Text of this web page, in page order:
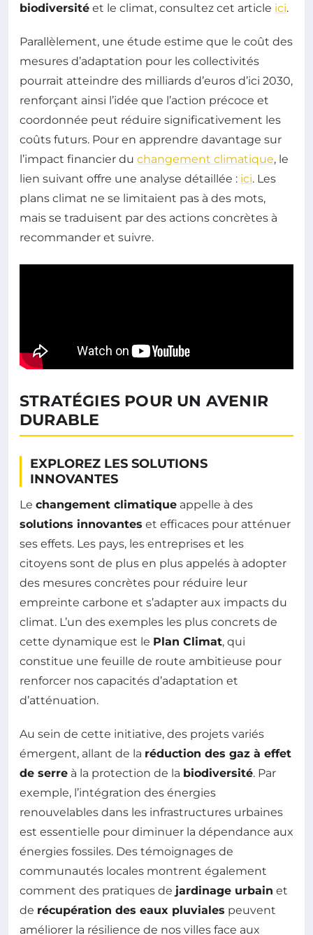
biodiversité et le climat, consultez cet article ici.
Parallèlement, une étude estime que le coût des
mesures d’adaptation pour les collectivités
pourrait atteindre des milliards d’euros d’ici 2030,
renforçant ainsi l’idée que l’action précoce et
coordonnée peut réduire significativement les
coûts futurs. Pour en apprendre davantage sur
l’impact financier du changement climatique, le
lien suivant offre une analyse détaillée : ici. Les
plans climat ne se limitaient pas à des mots,
mais se traduisent par des actions concrètes à
recommander et suivre.
STRATÉGIES POUR UN AVENIR
DURABLE
EXPLOREZ LES SOLUTIONS
INNOVANTES
Le changement climatique appelle à des
solutions innovantes et efficaces pour atténuer
ses effets. Les pays, les entreprises et les
citoyens sont de plus en plus appelés à adopter
des mesures concrètes pour réduire leur
empreinte carbone et s’adapter aux impacts du
climat. L’un des exemples les plus concrets de
cette dynamique est le Plan Climat, qui
constitue une feuille de route ambitieuse pour
renforcer nos capacités d’adaptation et
d’atténuation.
Au sein de cette initiative, des projets variés
émergent, allant de la réduction des gaz à effet
de serre à la protection de la biodiversité. Par
exemple, l’intégration des énergies
renouvelables dans les infrastructures urbaines
est essentielle pour diminuer la dépendance aux
énergies fossiles. Des témoignages de
communautés locales montrent également
comment des pratiques de jardinage urbain et
de récupération des eaux pluviales peuvent
améliorer la résilience de nos villes face aux